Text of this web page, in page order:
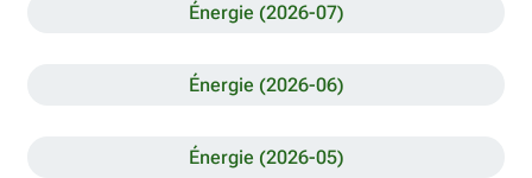
Énergie (2026-07)
Énergie (2026-06)
Énergie (2026-05)